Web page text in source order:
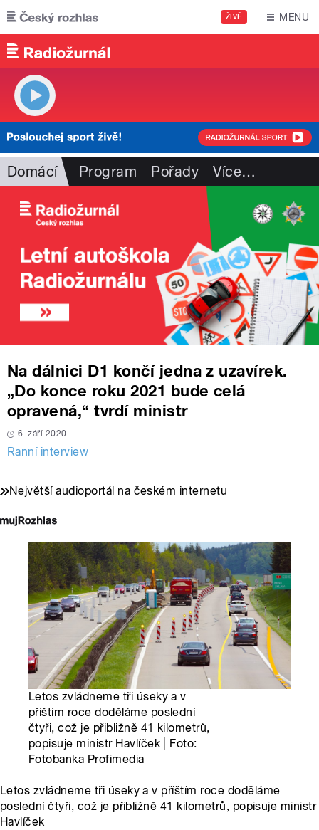
Přejít k hlavnímu obsahu
ŽIVĚ MENU
Domácí Program Pořady Více…
Na dálnici D1 končí jedna z uzavírek.
„Do konce roku 2021 bude celá
opravená,“ tvrdí ministr
6. září 2020
Ranní interview
Největší audioportál na českém internetu
Letos zvládneme tři úseky a v
příštím roce doděláme poslední
čtyři, což je přibližně 41 kilometrů,
popisuje ministr Havlíček | Foto:
Fotobanka Profimedia
Letos zvládneme tři úseky a v příštím roce doděláme
poslední čtyři, což je přibližně 41 kilometrů, popisuje ministr
Havlíček